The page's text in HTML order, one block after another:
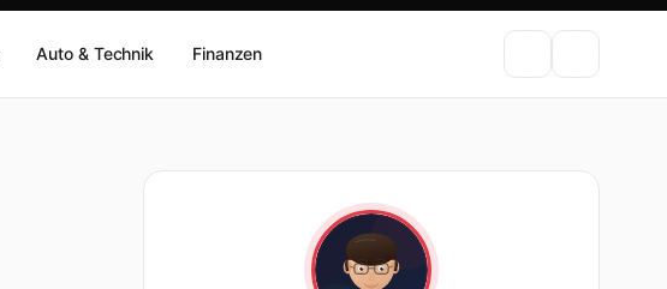
Auto & Technik Finanzen